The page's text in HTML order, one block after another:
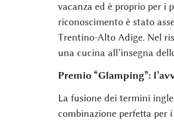
vacanza ed è proprio per i
riconoscimento è stato
Trentino-Alto Adige. Nel
una cucina all’insegna
Premio “Glamping”:
La fusione dei termini
combinazione perfetta